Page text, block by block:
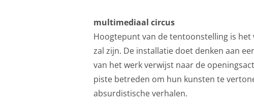
multimediaal circus
Hoogtepunt van de tentoonstelling is
zal zijn. De installatie doet denken aan
van het werk verwijst naar de
piste betreden om hun kunsten te
absurdistische verhalen.
Marketing cookies
We gebruiken
aanbiedingen baseren we
ook gebruik van cookies
delen met je vrienden via
apparaatidentificatoren